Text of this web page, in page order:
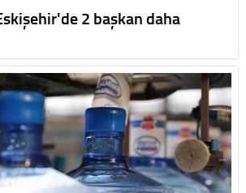
2 başkan daha